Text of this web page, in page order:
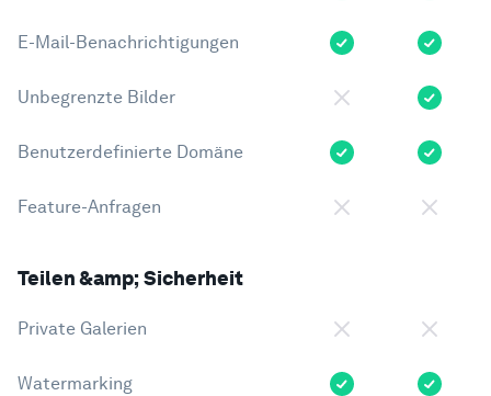
E-Mail-Benachrichtigungen
Unbegrenzte Bilder
Benutzerdefinierte Domäne
Feature-Anfragen
Teilen &amp; Sicherheit
Private Galerien
Watermarking